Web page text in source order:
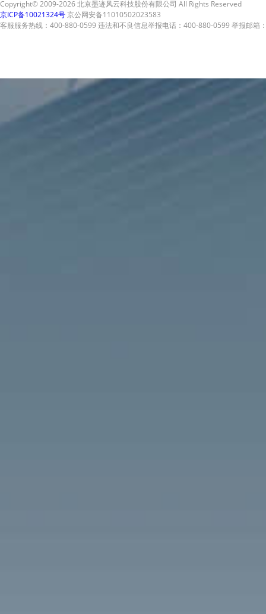
Copyright© 2009-2026 北京墨迹风云科技股份有限公司 All Rights Reserved
京ICP备10021324号京公网安备11010502023583
客服服务热线：400-880-0599 违法和不良信息举报电话：400-880-0599 举报邮箱